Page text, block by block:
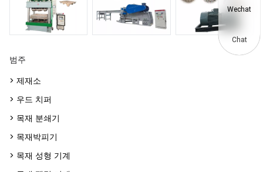
범주
> 제재소
> 우드 치퍼
> 목재 분쇄기
> 목재박피기
> 목재 성형 기계
Wechat
Chat